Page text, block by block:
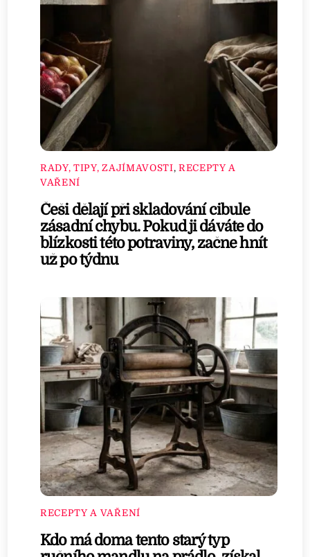
RADY, TIPY, ZAJÍMAVOSTI, RECEPTY A
VAŘENÍ
Češi dělají při skladování cibule
zásadní chybu. Pokud ji dáváte do
blízkosti této potraviny, začne hnít
už po týdnu
RECEPTY A VAŘENÍ
Kdo má doma tento starý typ